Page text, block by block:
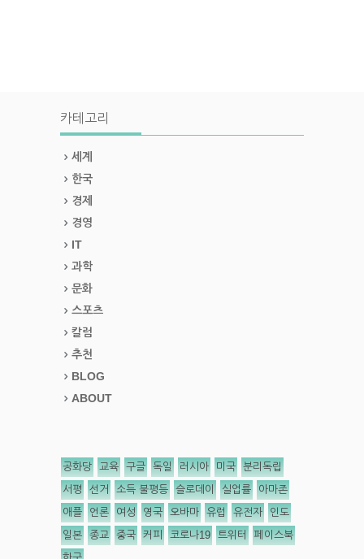
카테고리
세계
한국
경제
경영
IT
과학
문화
스포츠
칼럼
추천
BLOG
ABOUT
공화당 교육 구글 독일 러시아 미국 분리독립
서평 선거 소득 불평등 슬로데이 실업률 아마존
애플 언론 여성 영국 오바마 유럽 유전자 인도
일본 종교 중국 커피 코로나19 트위터 페이스북